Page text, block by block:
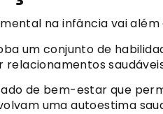
na infância vai
um conjunto de
relacionamentos
de bem-estar que
uma autoestima